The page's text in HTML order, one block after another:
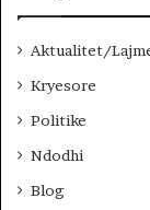
Aktualitet/
Kryesore
Politike
Ndodhi
Blog